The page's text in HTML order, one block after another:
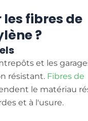
fibres de
?
et les
résistant. Fibres de
le matériau
et à l'usure.